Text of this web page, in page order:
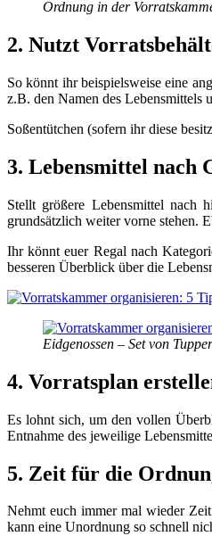
Ordnung in der
2. Nutzt
So könnt ihr beispielsweise eine
z.B. den Namen des Lebensmittels
Soßentütchen (sofern ihr diese
3. Lebensmittel nach
Stellt größere Lebensmittel nach
grundsätzlich weiter vorne stehen.
Ihr könnt euer Regal nach
besseren Überblick über die
Eidgenossen – Set von
4. Vorratsplan
Es lohnt sich, um den vollen
Entnahme des jeweilige
5. Zeit für die
Nehmt euch immer mal wieder
kann eine Unordnung so schnell